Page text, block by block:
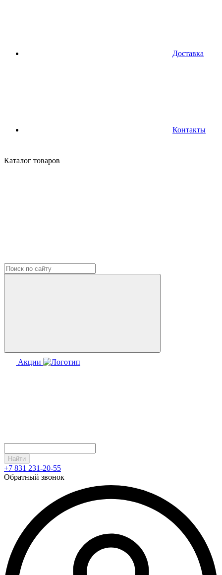
Доставка
Контакты
Каталог товаров
Акции
Найти
+7 831 231-20-55
Обратный звонок